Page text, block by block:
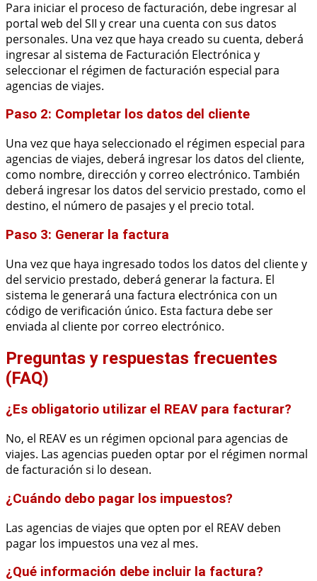
Para iniciar el proceso de facturación, debe ingresar al
portal web del SII y crear una cuenta con sus datos
personales. Una vez que haya creado su cuenta, deberá
ingresar al sistema de Facturación Electrónica y
seleccionar el régimen de facturación especial para
agencias de viajes.
Paso 2: Completar los datos del cliente
Una vez que haya seleccionado el régimen especial para
agencias de viajes, deberá ingresar los datos del cliente,
como nombre, dirección y correo electrónico. También
deberá ingresar los datos del servicio prestado, como el
destino, el número de pasajes y el precio total.
Paso 3: Generar la factura
Una vez que haya ingresado todos los datos del cliente y
del servicio prestado, deberá generar la factura. El
sistema le generará una factura electrónica con un
código de verificación único. Esta factura debe ser
enviada al cliente por correo electrónico.
Preguntas y respuestas frecuentes
(FAQ)
¿Es obligatorio utilizar el REAV para facturar?
No, el REAV es un régimen opcional para agencias de
viajes. Las agencias pueden optar por el régimen normal
de facturación si lo desean.
¿Cuándo debo pagar los impuestos?
Las agencias de viajes que opten por el REAV deben
pagar los impuestos una vez al mes.
¿Qué información debe incluir la factura?